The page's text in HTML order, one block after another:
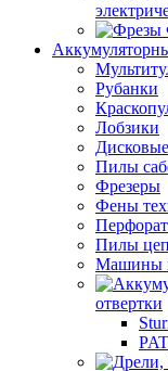
Рубанки
Лобзики
Пилы
Фрезеры
Фены
Пилы
Машины
отвертки